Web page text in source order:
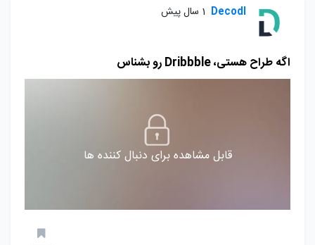
Decodl 1 سال پیش
اگه طراح هستی، Dribbble رو بشناس
قابل مشاهده برای دنبال کننده ها